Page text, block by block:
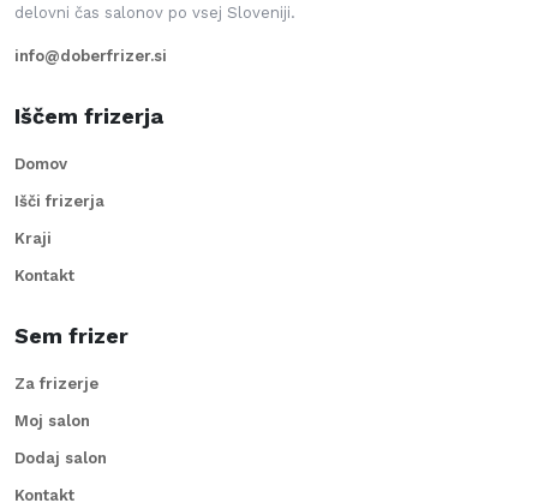
delovni čas salonov po vsej Sloveniji.
info@doberfrizer.si
Iščem frizerja
Domov
Išči frizerja
Kraji
Kontakt
Sem frizer
Za frizerje
Moj salon
Dodaj salon
Kontakt